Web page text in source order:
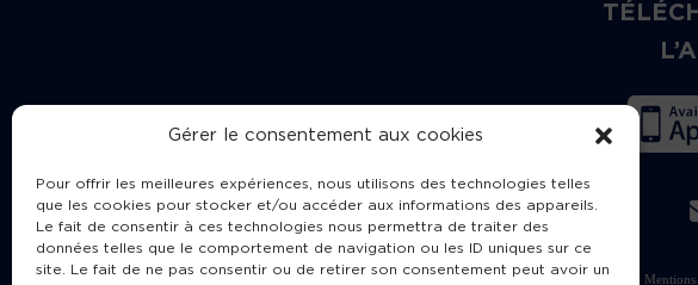
Gérer le consentement aux cookies
Pour offrir les meilleures expériences, nous utilisons des technologies telles
que les cookies pour stocker et/ou accéder aux informations des appareils.
Le fait de consentir à ces technologies nous permettra de traiter des
données telles que le comportement de navigation ou les ID uniques sur ce
site. Le fait de ne pas consentir ou de retirer son consentement peut avoir un
Charte de publication Mentions